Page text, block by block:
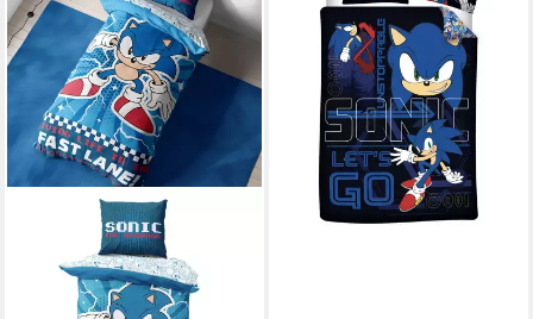
Hedgehog Unstoppable
Bettwäsche-Set 140×200cm,
70×90cm
34,95 € UVP49,95 €
lieferbar - in 8-10 Werktagen bei